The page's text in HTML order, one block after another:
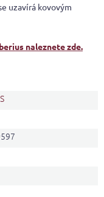
uzavírá kovovým
naleznete zde.